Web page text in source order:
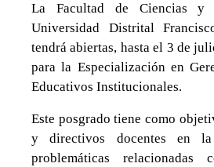
de
noticias
UD
La Facultad de Ciencias y
Universidad Distrital
tendrá abiertas, hasta el 3 de
para la Especialización en
Educativos Institucionales.
Este posgrado tiene como
y directivos docentes en la
problemáticas relacionadas